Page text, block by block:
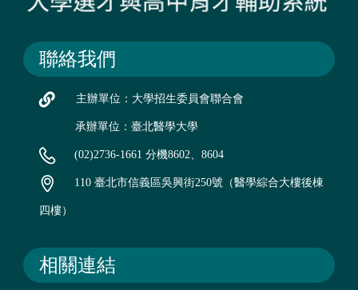
聯絡我們
主辦單位：大學招生委員會聯合會
承辦單位：臺北醫學大學
(02)2736-1661 分機8602、8604
110 臺北市信義區吳興街250號（醫學綜合大樓後棟
四樓）
相關連結